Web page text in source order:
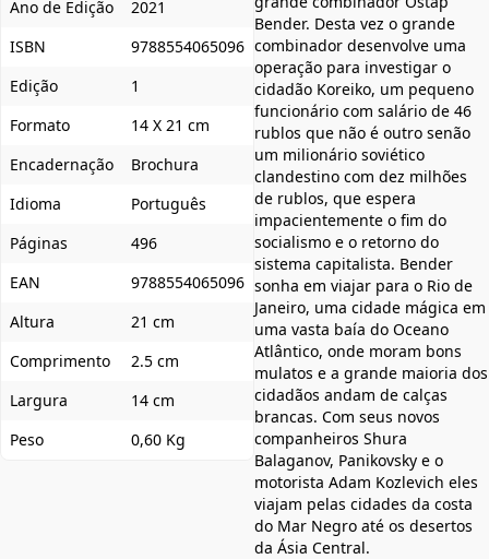
Ano de Edição
2021
ISBN
9788554065096
Edição
1
Formato
14 X 21 cm
Encadernação
Brochura
Idioma
Português
Páginas
496
EAN
9788554065096
Altura
21 cm
Comprimento
2.5 cm
Largura
14 cm
Peso
0,60 Kg
Bender. Desta vez o grande
combinador desenvolve uma
operação para investigar o
cidadão Koreiko, um pequeno
funcionário com salário de 46
rublos que não é outro senão
um milionário soviético
clandestino com dez milhões
de rublos, que espera
impacientemente o fim do
socialismo e o retorno do
sistema capitalista. Bender
sonha em viajar para o Rio de
Janeiro, uma cidade mágica em
uma vasta baía do Oceano
Atlântico, onde moram bons
mulatos e a grande maioria dos
cidadãos andam de calças
brancas. Com seus novos
companheiros Shura
Balaganov, Panikovsky e o
motorista Adam Kozlevich eles
viajam pelas cidades da costa
do Mar Negro até os desertos
da Ásia Central.